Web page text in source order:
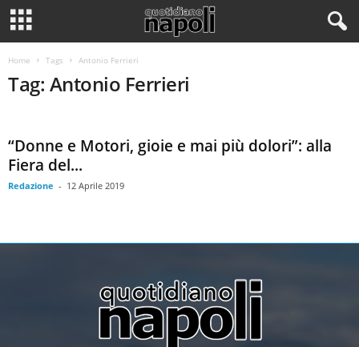
Home Tags Antonio Ferrieri
Tag: Antonio Ferrieri
“Donne e Motori, gioie e mai più dolori”: alla
Fiera del...
Redazione - 12 Aprile 2019